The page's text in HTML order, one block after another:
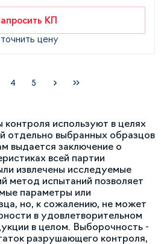
КП
цену
4 5
используют в целях
отдельно выбранных образцов
выдается заключение о
всей партии
извлечены исследуемые
метод испытаний позволяет
параметры или
но, к сожалению, не может
в удовлетворительном
в целом. Выборочность -
разрушающего контроля,